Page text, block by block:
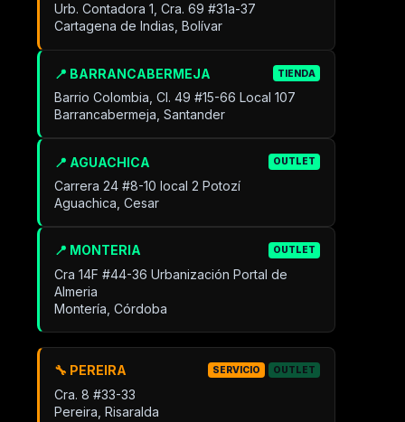
Urb. Contadora 1, Cra. 69 #31a-37
Cartagena de Indias, Bolívar
📍 BARRANCABERMEJA TIENDA
Barrio Colombia, Cl. 49 #15-66 Local 107
Barrancabermeja, Santander
📍 AGUACHICA OUTLET
Carrera 24 #8-10 local 2 Potozí
Aguachica, Cesar
📍 MONTERIA OUTLET
Cra 14F #44-36 Urbanización Portal de
Almeria
Montería, Córdoba
🔧 PEREIRA SERVICIO OUTLET
Cra. 8 #33-33
Pereira, Risaralda